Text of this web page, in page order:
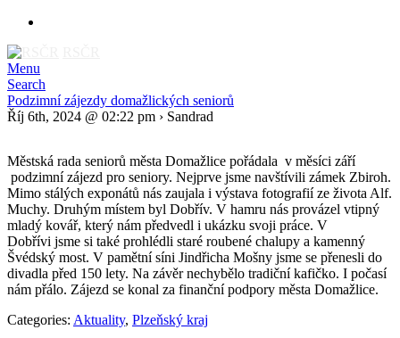
Menu
Search
Podzimní zájezdy domažlických seniorů
Říj 6th, 2024 @ 02:22 pm › Sandrad
Městská rada seniorů města Domažlice pořádala v měsíci září
podzimní zájezd pro seniory. Nejprve jsme navštívili zámek Zbiroh.
Mimo stálých exponátů nás zaujala i výstava fotografií ze života Alf.
Muchy. Druhým místem byl Dobřív. V hamru nás provázel vtipný
mladý kovář, který nám předvedl i ukázku svoji práce. V
Dobřívi jsme si také prohlédli staré roubené chalupy a kamenný
Švédský most. V pamětní síni Jindřicha Mošny jsme se přenesli do
divadla před 150 lety. Na závěr nechybělo tradiční kafičko. I počasí
nám přálo. Zájezd se konal za finanční podpory města Domažlice.
Categories: Aktuality, Plzeňský kraj